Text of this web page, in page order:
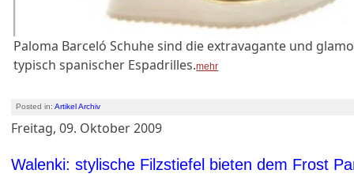
Paloma Barceló Schuhe sind die extravagante und
typisch spanischer Espadrilles.mehr
Posted in:Artikel Archiv
Freitag, 09. Oktober 2009
Walenki: stylische Filzstiefel bieten dem Frost